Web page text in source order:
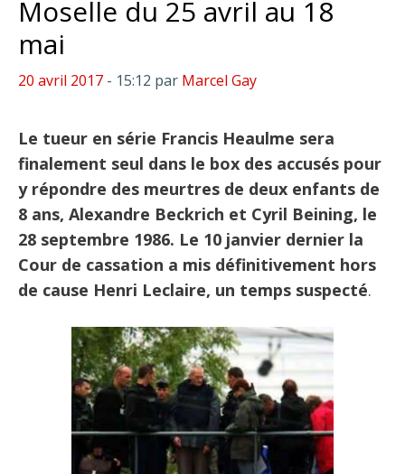
Moselle du 25 avril au 18
mai
20 avril 2017 - 15:12 par Marcel Gay
Le tueur en série Francis Heaulme sera
finalement seul dans le box des accusés pour
y répondre des meurtres de deux enfants de
8 ans, Alexandre Beckrich et Cyril Beining, le
28 septembre 1986. Le 10 janvier dernier la
Cour de cassation a mis définitivement hors
de cause Henri Leclaire, un temps suspecté.